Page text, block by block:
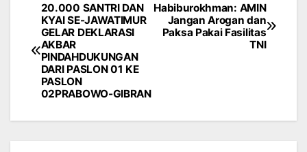
Navigasi
pos
Habiburokhman: AMIN
Jangan Arogan dan
Paksa Pakai Fasilitas
TNI
20.000 SANTRI DAN
KYAI SE-JAWATIMUR
GELAR DEKLARASI
AKBAR
PINDAHDUKUNGAN
DARI PASLON 01 KE
PASLON
02PRABOWO-GIBRAN